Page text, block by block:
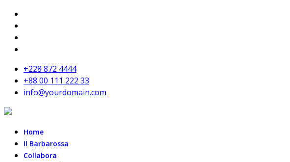
+228 872 4444
+88 00 111 222 33
info@yourdomain.com
Home
Il Barbarossa
Collabora